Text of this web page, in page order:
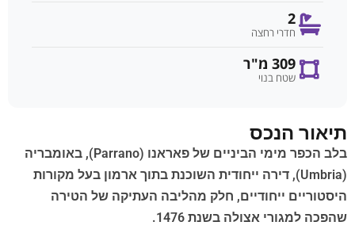
2
חדרי רחצה
309 מ"ר
שטח בנוי
תיאור הנכס
בלב הכפר מימי הביניים של פאראנו (Parrano), באומבריה
(Umbria), דירה ייחודית השוכנת בתוך ארמון בעל מקורות
היסטוריים ייחודיים, חלק מהליבה העתיקה של הטירה
שהפכה למגורי אצולה בשנת 1476.